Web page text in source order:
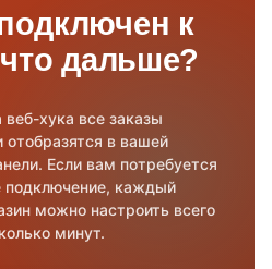
к
дальше?
веб-хука все заказы
отобразятся в вашей
Если вам потребуется
подключение, каждый
можно настроить всего
минут.